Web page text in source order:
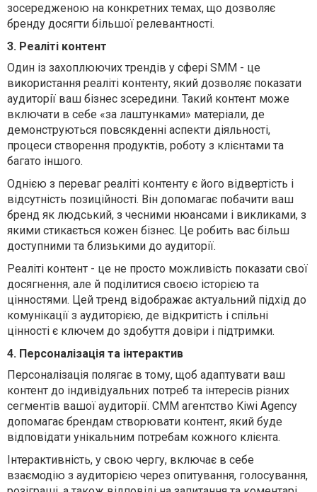
зосередженою на конкретних темах, що дозволяє
бренду досягти більшої релевантності.
3. Реаліті контент
Один із захоплюючих трендів у сфері SMM - це
використання реаліті контенту, який дозволяє показати
аудиторії ваш бізнес зсередини. Такий контент може
включати в себе «за лаштунками» матеріали, де
демонструються повсякденні аспекти діяльності,
процеси створення продуктів, роботу з клієнтами та
багато іншого.
Однією з переваг реаліті контенту є його відвертість і
відсутність позиційності. Він допомагає побачити ваш
бренд як людський, з чесними нюансами і викликами, з
якими стикається кожен бізнес. Це робить вас більш
доступними та близькими до аудиторії.
Реаліті контент - це не просто можливість показати свої
досягнення, але й поділитися своєю історією та
цінностями. Цей тренд відображає актуальний підхід до
комунікації з аудиторією, де відкритість і спільні
цінності є ключем до здобуття довіри і підтримки.
4. Персоналізація та інтерактив
Персоналізація полягає в тому, щоб адаптувати ваш
контент до індивідуальних потреб та інтересів різних
сегментів вашої аудиторії. СMM агентство Kiwi Agency
допомагає брендам створювати контент, який буде
відповідати унікальним потребам кожного клієнта.
Інтерактивність, у свою чергу, включає в себе
взаємодію з аудиторією через опитування, голосування,